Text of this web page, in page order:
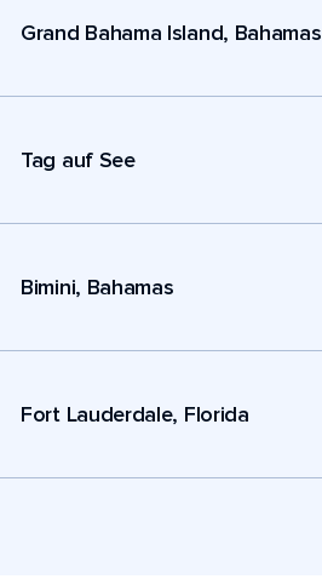
Grand Bahama Island, Bahamas
Tag auf See
Bimini, Bahamas
Fort Lauderdale, Florida